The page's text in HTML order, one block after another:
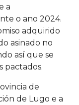
a
o ano 2024.
adquirido
asinado no
así que se
pactados.
de
de Lugo e a